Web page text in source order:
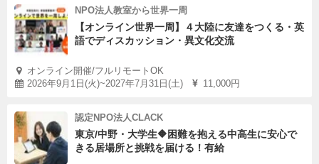
NPO法人教室から世界一周
【オンライン世界一周】４大陸に友達をつくる・英
語でディスカッション・異文化交流
オンライン開催/フルリモートOK
2026年9月1日(火)~2027年7月31日(土)
11,000円
認定NPO法人CLACK
東京/中野・大学生🔶困難を抱える中高生に安心で
きる居場所と挑戦を届ける！有給